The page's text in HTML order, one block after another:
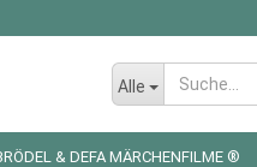
Alle
& DEFA MÄRCHENFILME ®